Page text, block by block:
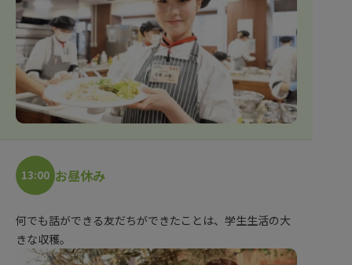
13:00 お昼休み
何でも話ができる友だちができたことは、学生生活の大
きな収穫。